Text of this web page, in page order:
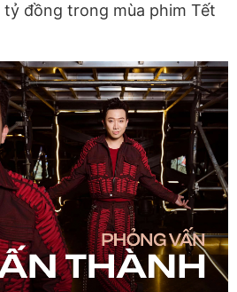
đồng trong mùa phim Tết